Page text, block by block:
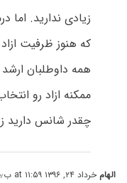
زیادی ندارید. اما
که هنوز ظرفیت
همه داوطلبان
ممکنه ازاد رو
چقدر شانس دارید
الهام خرداد ۲۴, ۱۳۹۶ at ۱۱:۵۹ ب٫ظ